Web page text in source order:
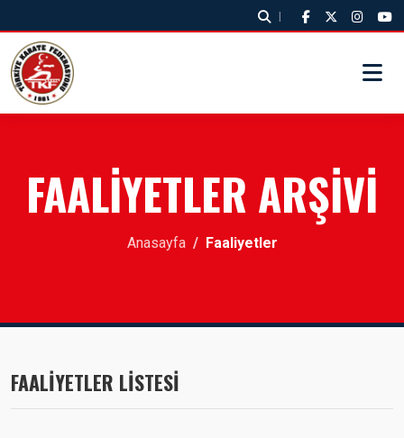
|
FAALİYETLER ARŞİVİ
Anasayfa Faaliyetler
FAALİYETLER LİSTESİ